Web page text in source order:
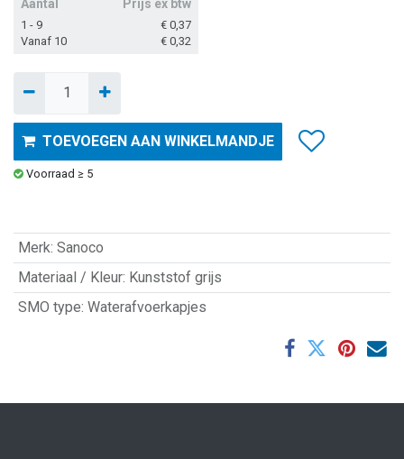
Aantal Prijs ex btw
1 - 9 € 0,37
Vanaf 10
€ 0,32
TOEVOEGEN AAN WINKELMANDJE
Voorraad ≥ 5
Merk: Sanoco
Materiaal / Kleur: Kunststof grijs
SMO type: Waterafvoerkapjes